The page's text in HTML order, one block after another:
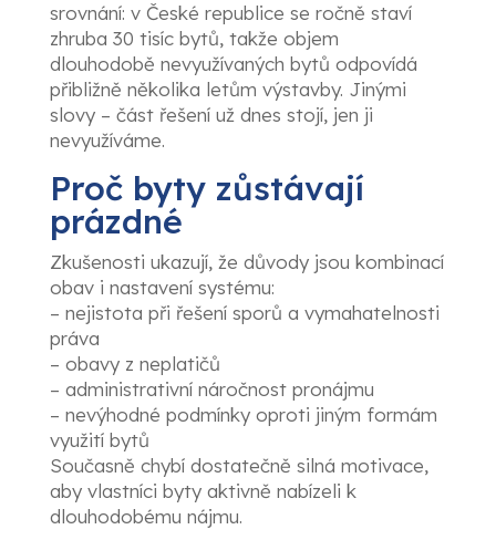
srovnání: v České republice se ročně staví
zhruba 30 tisíc bytů, takže objem
dlouhodobě nevyužívaných bytů odpovídá
přibližně několika letům výstavby. Jinými
slovy – část řešení už dnes stojí, jen ji
nevyužíváme.
Proč byty zůstávají
prázdné
Zkušenosti ukazují, že důvody jsou kombinací
obav i nastavení systému:
– nejistota při řešení sporů a vymahatelnosti
práva
– obavy z neplatičů
– administrativní náročnost pronájmu
– nevýhodné podmínky oproti jiným formám
využití bytů
Současně chybí dostatečně silná motivace,
aby vlastníci byty aktivně nabízeli k
dlouhodobému nájmu.